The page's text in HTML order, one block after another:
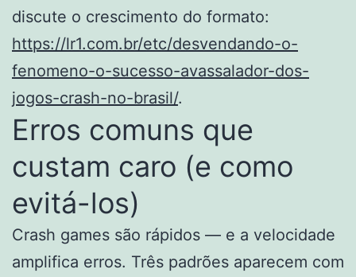
discute o crescimento do formato:
https://lr1.com.br/etc/desvendando-o-
fenomeno-o-sucesso-avassalador-dos-
jogos-crash-no-brasil/.
Erros comuns que
custam caro (e como
evitá-los)
Crash games são rápidos — e a velocidade
amplifica erros. Três padrões aparecem com